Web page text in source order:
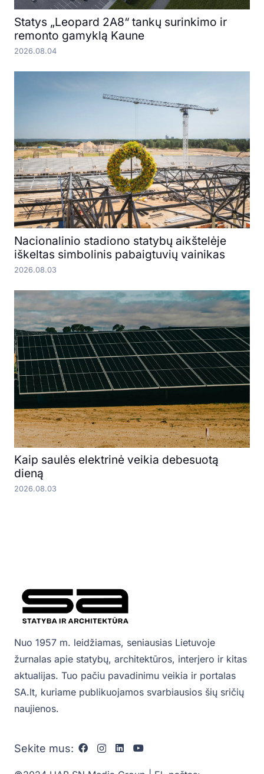
Statys „Leopard 2A8“ tankų surinkimo ir
remonto gamyklą Kaune
2026.08.04
Nacionalinio stadiono statybų aikštelėje
iškeltas simbolinis pabaigtuvių vainikas
2026.08.03
Kaip saulės elektrinė veikia debesuotą
dieną
2026.08.03
Nuo 1957 m. leidžiamas, seniausias Lietuvoje
žurnalas apie statybų, architektūros, interjero ir kitas
aktualijas. Tuo pačiu pavadinimu veikia ir portalas
SA.lt, kuriame publikuojamos svarbiausios šių sričių
naujienos.
Sekite mus: